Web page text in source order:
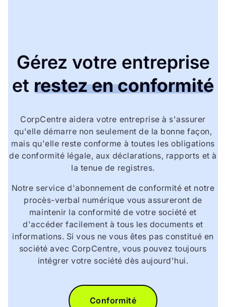
Gérez votre entreprise
et restez en conformité
CorpCentre aidera votre entreprise à s'assurer
qu'elle démarre non seulement de la bonne façon,
mais qu'elle reste conforme à toutes les obligations
de conformité légale, aux déclarations, rapports et à
la tenue de registres.
Notre service d'abonnement de conformité et notre
procès-verbal numérique vous assureront de
maintenir la conformité de votre société et
d'accéder facilement à tous les documents et
informations. Si vous ne vous êtes pas constitué en
société avec CorpCentre, vous pouvez toujours
intégrer votre société dès aujourd'hui.
Conformité